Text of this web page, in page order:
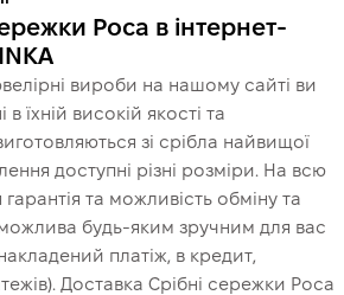
Роса в інтернет-
вироби на нашому сайті ви
їхній високій якості та
зі срібла найвищої
доступні різні розміри. На всю
та можливість обміну та
будь-яким зручним для вас
платіж, в кредит,
Доставка Срібні сережки Роса